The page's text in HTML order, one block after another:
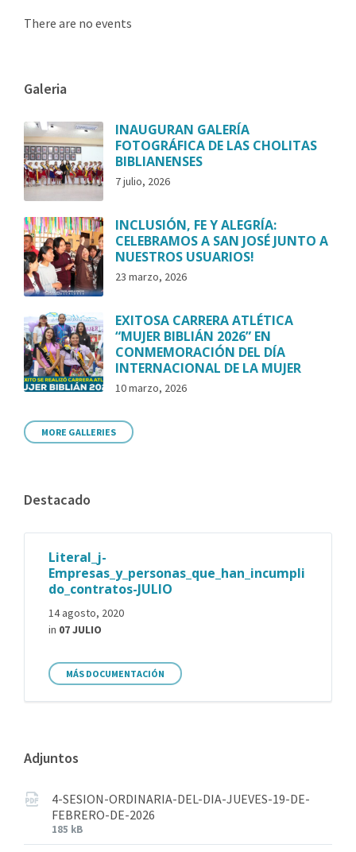
There are no events
Galeria
INAUGURAN GALERÍA
FOTOGRÁFICA DE LAS CHOLITAS
BIBLIANENSES
7 julio, 2026
INCLUSIÓN, FE Y ALEGRÍA:
CELEBRAMOS A SAN JOSÉ JUNTO A
NUESTROS USUARIOS!
23 marzo, 2026
EXITOSA CARRERA ATLÉTICA
“MUJER BIBLIÁN 2026” EN
CONMEMORACIÓN DEL DÍA
INTERNACIONAL DE LA MUJER
10 marzo, 2026
MORE GALLERIES
Destacado
Literal_j-
Empresas_y_personas_que_han_incumpli
do_contratos-JULIO
14 agosto, 2020
in 07 JULIO
MÁS DOCUMENTACIÓN
Adjuntos
4-SESION-ORDINARIA-DEL-DIA-JUEVES-19-DE-
FEBRERO-DE-2026
185 kB